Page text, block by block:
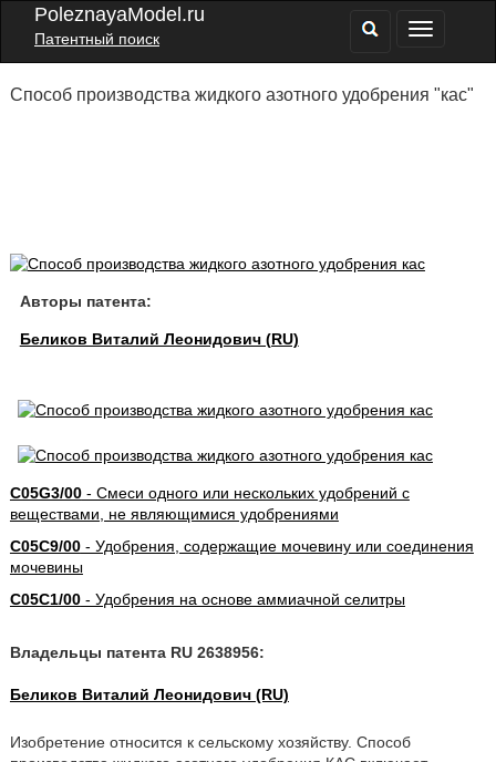
PoleznayaModel.ru
Патентный поиск
Способ производства жидкого азотного удобрения "кас"
Авторы патента:
Беликов Виталий Леонидович (RU)
C05G3/00- Смеси одного или нескольких удобрений с
веществами, не являющимися удобрениями
C05C9/00- Удобрения, содержащие мочевину или соединения
мочевины
C05C1/00- Удобрения на основе аммиачной селитры
Владельцы патента RU 2638956:
Беликов Виталий Леонидович (RU)
Изобретение относится к сельскому хозяйству. Способ